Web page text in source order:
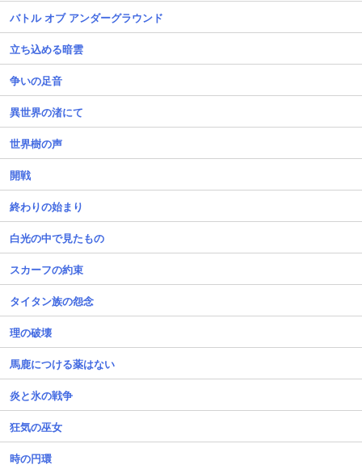
バトル オブ アンダーグラウンド
立ち込める暗雲
争いの足音
異世界の渚にて
世界樹の声
開戦
終わりの始まり
白光の中で見たもの
スカーフの約束
タイタン族の怨念
理の破壊
馬鹿につける薬はない
炎と氷の戦争
狂気の巫女
時の円環